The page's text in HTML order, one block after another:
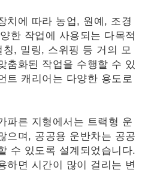
치에 따라 농업, 원예, 조경
한 작업에 사용되는 다목적
, 밀링, 스위핑 등 거의 모
춤화된 작업을 수행할 수 있
트 캐리어는 다양한 용도로
파른 지형에서는 트랙형 운
으며, 공공용 운반차는 공공
수 있도록 설계되었습니다.
하면 시간이 많이 걸리는 변